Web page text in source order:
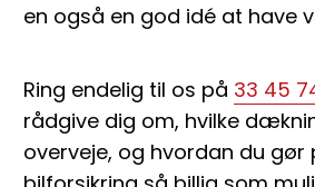
en også en god idé at have
Ring endelig til os på 33 45
rådgive dig om, hvilke
overveje, og hvordan du gør